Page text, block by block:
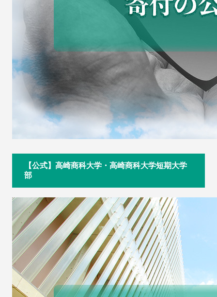
【公式】高崎商科大学・高崎商科大学短期大学
部